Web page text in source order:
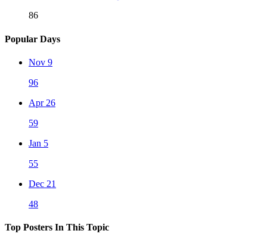
86
Popular Days
Nov 9
96
Apr 26
59
Jan 5
55
Dec 21
48
Top Posters In This Topic